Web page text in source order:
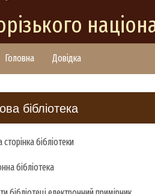
Головна Довідка
бібліотека
сторінка бібліотеки
бібліотека